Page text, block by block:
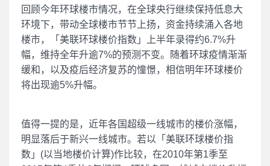
回顾今年环球楼市情况，在全球央行继续保持低息大
环境下，带动全球楼市节节上扬，资金持续涌入各地
楼市，「美联环球楼价指数」上半年录得约6.7%升
幅，维持全年升逾7%的预测不变。随着环球疫情渐渐
缓和，以及疫后经济复苏的憧憬，相信明年环球楼价
将出现逾5%升幅。
值得一提的是，近年各国超级一线城市的楼价涨幅，
明显落后于新兴一线城市。若以「美联环球楼价指
数」(以当地楼价计算)作比较，在2010年第1季至